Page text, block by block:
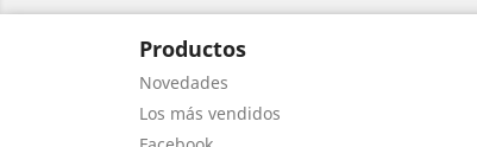
Productos
Novedades
Los más vendidos